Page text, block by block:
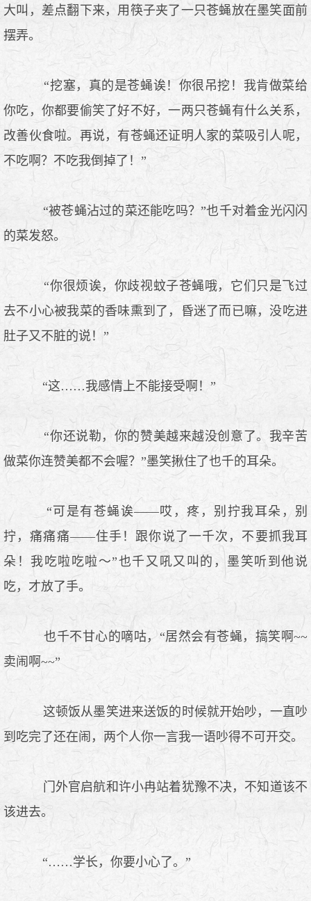
大叫，差点翻下来，用筷子夹了一只苍蝇放在墨笑面前
摆弄。
“挖塞，真的是苍蝇诶！你很吊挖！我肯做菜给
你吃，你都要偷笑了好不好，一两只苍蝇有什么关系，
改善伙食啦。再说，有苍蝇还证明人家的菜吸引人呢，
不吃啊？不吃我倒掉了！”
“被苍蝇沾过的菜还能吃吗？”也千对着金光闪闪
的菜发怒。
“你很烦诶，你歧视蚊子苍蝇哦，它们只是飞过
去不小心被我菜的香味熏到了，昏迷了而已嘛，没吃进
肚子又不脏的说！”
“这……我感情上不能接受啊！”
“你还说勒，你的赞美越来越没创意了。我辛苦
做菜你连赞美都不会喔？”墨笑揪住了也千的耳朵。
“可是有苍蝇诶——哎，疼，别拧我耳朵，别
拧，痛痛痛——住手！跟你说了一千次，不要抓我耳
朵！我吃啦吃啦～”也千又吼又叫的，墨笑听到他说
吃，才放了手。
也千不甘心的嘀咕，“居然会有苍蝇，搞笑啊~~
卖闹啊~~”
这顿饭从墨笑进来送饭的时候就开始吵，一直吵
到吃完了还在闹，两个人你一言我一语吵得不可开交。
门外官启航和许小冉站着犹豫不决，不知道该不
该进去。
“……学长，你要小心了。”